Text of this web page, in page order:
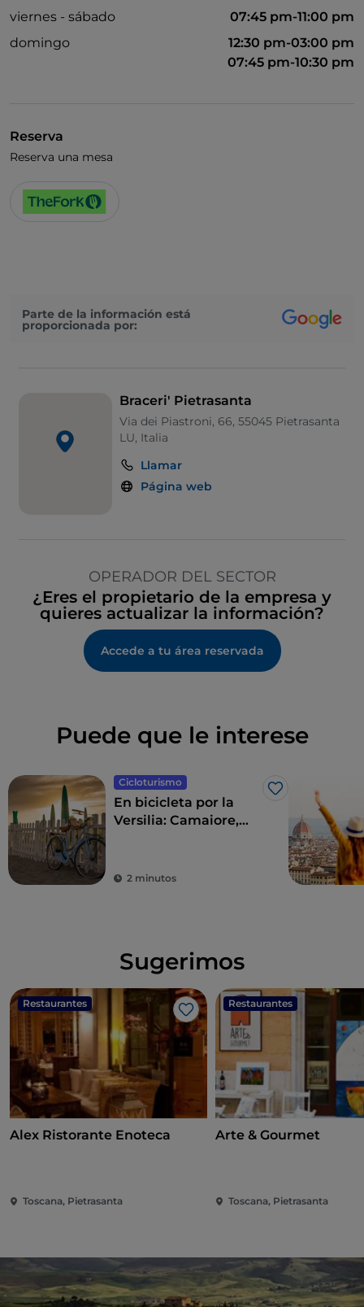
Wi-Fi
viernes - sábado
07:45 pm-11:00 pm
domingo
12:30 pm-03:00 pm
07:45 pm-10:30 pm
Reserva
Reserva una mesa
Parte de la información está
proporcionada por:
Braceri' Pietrasanta
Via dei Piastroni, 66, 55045 Pietrasanta
LU, Italia
Llamar
Página web
OPERADOR DEL SECTOR
¿Eres el propietario de la empresa y
quieres actualizar la información?
Accede a tu área reservada
Puede que le interese
Cicloturismo
Me gusta
En bicicleta por la
Versilia: Camaiore,
2 minutos
Sugerimos
Restaurantes
Me gusta
Alex Ristorante Enoteca
Toscana, Pietrasanta
Restaurantes
Arte & Gourmet
Toscana, Pietrasanta